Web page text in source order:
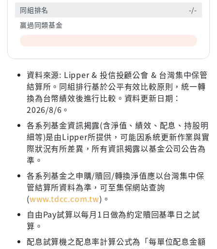
同組排名
-/-
贏過同類基金
資料來源: Lipper & 投信投顧公會 & 台灣集中保管
結算所。同組排行基於公平有效比較原則，統一轉
換為台幣績效後進行比較。資料更新日期：
2026/8/6。
各系列基金資訊揭露(含淨值、績效、配息、持股明
細等)是由Lipper所提供，可能因系統更新作業與實
際狀況有所差異，所有資訊揭露以基金公司公告為
準。
各系列基金之申購/贖回/轉換淨值應以台灣集中保
管結算所資料為準，可至集保網站查詢
(www.tdcc.com.tw)。
自由Pay試算以每月1日做為約定贖回基準日之試
算。
配息試算機之配息率計算公式為「每單位配息金額